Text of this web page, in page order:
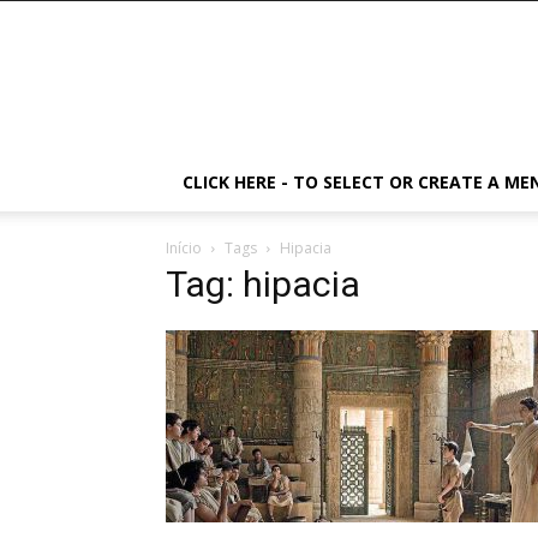
CLICK HERE - TO SELECT OR CREATE A
Início Tags Hipacia
Tag: hipacia